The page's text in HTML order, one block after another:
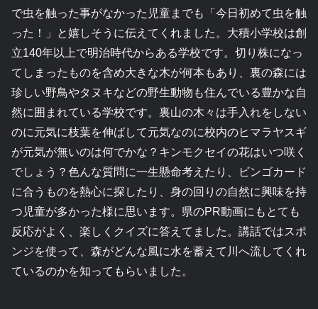
で虫を触った事がなかった児童までも「今日初めて虫を触
った！」と嬉しそうに伝えてくれました。大積小学校は創
立140年以上で明治時代からある学校です。切り株になっ
てしまったものを含め大きな木が何本もあり、裏の森には
珍しい野鳥やタヌキなどの野生動物も住んでいる豊かな自
然に囲まれている学校です。裏山の木々は手入れをしない
のに元気に枝葉を伸ばして元気なのに校内のヒマラヤスギ
が元気が無いのは何でかな？キンモクセイの花はいつ咲く
でしょう？色んな質問に一生懸命考えたり、ビンゴカード
に合うものを熱心に探したり、身の回りの自然に興味を持
つ児童が多かった様に思います。県のPR動画にもとても
反応がよく、楽しくクイズに答えてました。講話ではスポ
ンジを使って、森がどんな風に水を蓄えて川へ流してくれ
ているのかを知ってもらいました。